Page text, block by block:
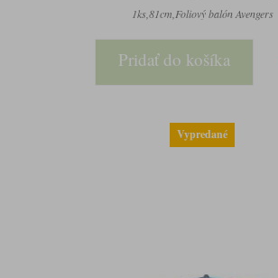
1ks,81cm,Foliový balón Avengers
Pridať do košíka
Vypredané